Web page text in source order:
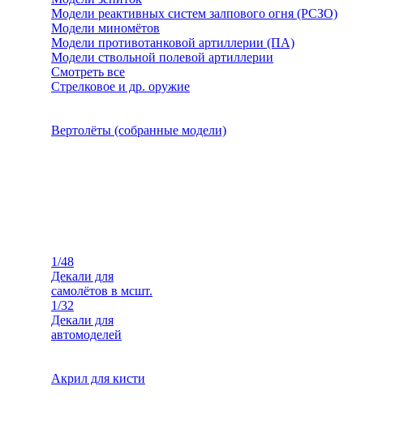
Модели реактивных систем залпового огня (РСЗО)
Модели миномётов
Модели противотанковой артиллерии (ПА)
Модели ствольной полевой артиллерии
Смотреть все
Стрелковое и др. оружие
Вертолёты (собранные модели)
1/48
Декали для
самолётов в мсшт.
1/32
Декали для
автомоделей
Акрил для кисти